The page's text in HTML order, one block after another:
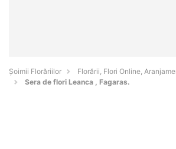
Șoimii Florăriilor
Florării, Flori Online,
Sera de flori Leanca , Fagaras.